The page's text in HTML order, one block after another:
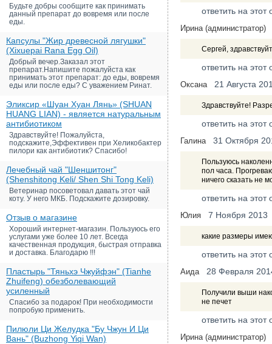
Будьте добры сообщите как принимать
данный препарат до вовремя или после
еды.
Капсулы "Жир древесной лягушки"
(Xixuepai Rana Egg Oil)
Добрый вечер.Заказал этот
препарат.Напишите пожалуйста как
принимать этот препарат: до еды, вовремя
еды или после еды? С уважением Ринат.
Эликсир «Шуан Хуан Лянь» (SHUAN
HUANG LIAN) - является натуральным
антибиотиком
Здравствуйте! Пожалуйста,
подскажите,Эффективен при Хеликобактер
пилори как антибиотик? Спасибо!
Лечебный чай "Шеншитонг"
(Shenshitong Keli/ Shen Shi Tong Keli)
Ветеринар посоветовал давать этот чай
коту. У него МКБ. Подскажите дозировку.
Отзыв о магазине
Хороший интернет-магазин. Пользуюсь его
услугами уже более 10 лет. Всегда
качественная продукция, быстрая отправка
и доставка. Благодарю !!!
Пластырь "Тяньхэ Чжуйфэн" (Tianhe
Zhuifeng) обезболевающий
усиленный
Спасибо за подарок! При необходимости
попробую применить.
Пилюли Ци Желудка "Бу Чжун И Ци
Вань" (Buzhong Yiqi Wan)
ответить на этот
Ирина (администратор)
Сергей,
ответить на этот
Оксана 21 Августа
Здравствуйте!
ответить на этот
Галина 31 Октября
Пользуюсь
пол часа.
ничего сказать не
ответить на этот
Юлия 7 Ноября 2013
какие размеры
ответить на этот
Аида 28 Февраля
Получили выши
не печет
ответить на этот
Ирина (администратор)